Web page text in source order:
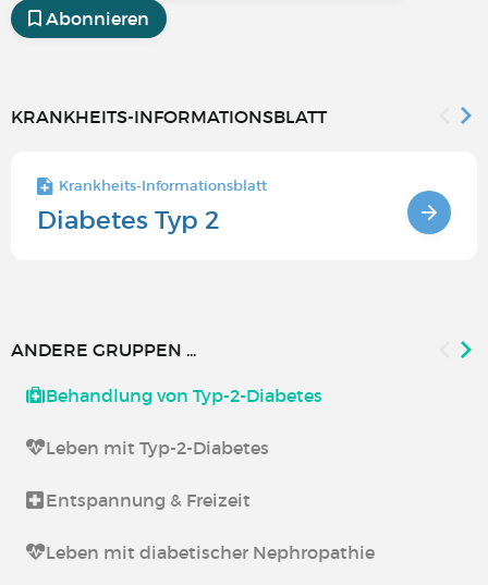
Abonnieren
KRANKHEITS-INFORMATIONSBLATT
Krankheits-Informationsblatt
Diabetes Typ 2
ANDERE GRUPPEN ...
Behandlung von Typ-2-Diabetes
Leben mit Typ-2-Diabetes
Entspannung & Freizeit
Leben mit diabetischer Nephropathie